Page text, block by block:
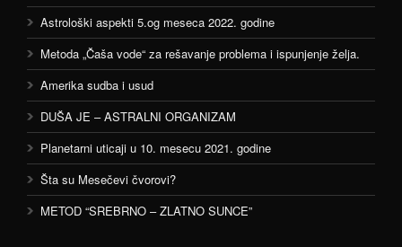
Astrološki aspekti 5.og meseca 2022. godine
Metoda „Čaša vode“ za rešavanje problema i ispunjenje želja.
Amerika sudba i usud
DUŠA JE – ASTRALNI ORGANIZAM
Planetarni uticaji u 10. mesecu 2021. godine
Šta su Mesečevi čvorovi?
METOD “SREBRNO – ZLATNO SUNCE”